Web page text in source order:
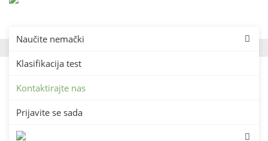
Naučite nemački
Klasifikacija test
Kontaktirajte nas
Prijavite se sada
Kontaktirajte našu školu